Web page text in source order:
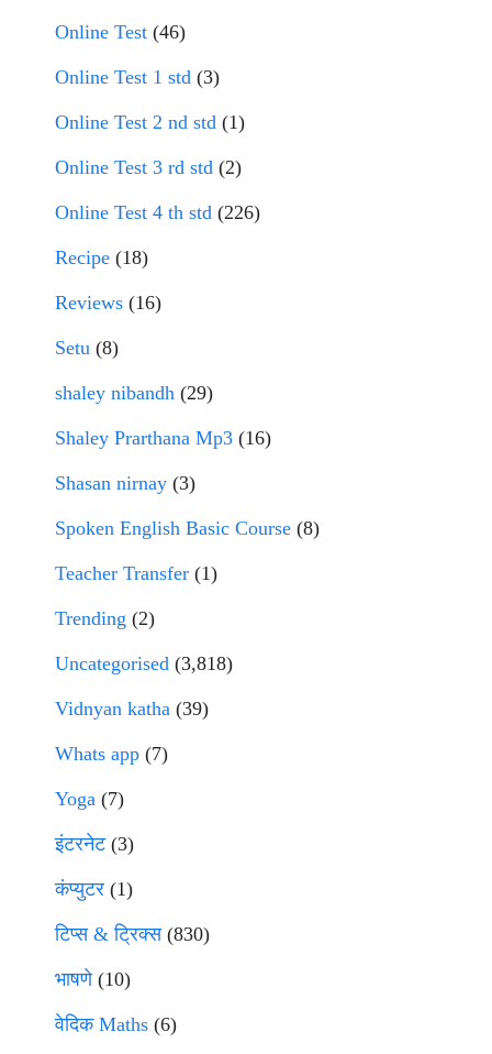
Online Test (46)
Online Test 1 std (3)
Online Test 2 nd std (1)
Online Test 3 rd std (2)
Online Test 4 th std (226)
Recipe (18)
Reviews (16)
Setu (8)
shaley nibandh (29)
Shaley Prarthana Mp3 (16)
Shasan nirnay (3)
Spoken English Basic Course (8)
Teacher Transfer (1)
Trending (2)
Uncategorised (3,818)
Vidnyan katha (39)
Whats app (7)
Yoga (7)
इंटरनेट(3)
कंप्युटर (1)
टिप्स & ट्रिक्स(830)
भाषणे(10)
वेदिक Maths (6)